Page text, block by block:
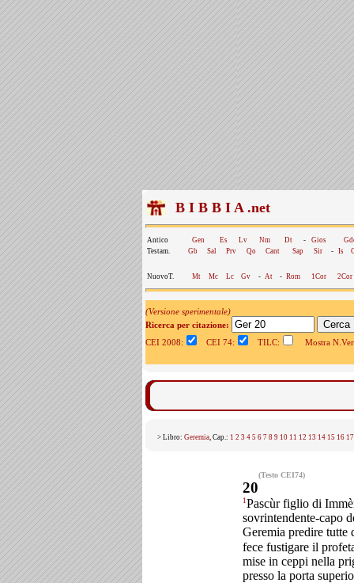
B I B B I A .net
Antico Gen Es Lv Nm Dt - Gios
Testam.
Gb Sal Prv Qo Cant Sap Sir - Is
NuovoT. Mt Mc Lc Gv - At - Rom 1Cor 2Cor
(Versione sperimentale)
Ricerca per citazione:
CEI 2008:
CEI 74: TILC: Mostra
> Libro: Geremia, Cap.: 1 2 3 4 5 6 7 8 9 10 11 12 13 14 15 16 17
(Testo CEI74)
20
1Pascùr figlio di
sovrintendente-capo
Geremia predire tutte
fece fustigare il
mise in ceppi nella
presso la porta